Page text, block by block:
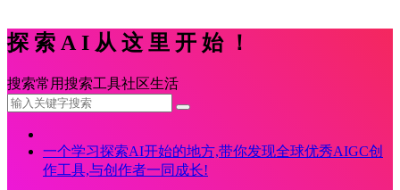
探索AI从这里开始！
搜索常用搜索工具社区生活
一个学习探索AI开始的地方,带你发现全球优秀AIGC创
作工具,与创作者一同成长!